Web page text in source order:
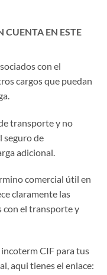
CUENTA EN ESTE
con el
cargos que puedan
transporte y no
seguro de
adicional.
comercial útil en
claramente las
con el transporte y
CIF para tus
aqui tienes el enlace: